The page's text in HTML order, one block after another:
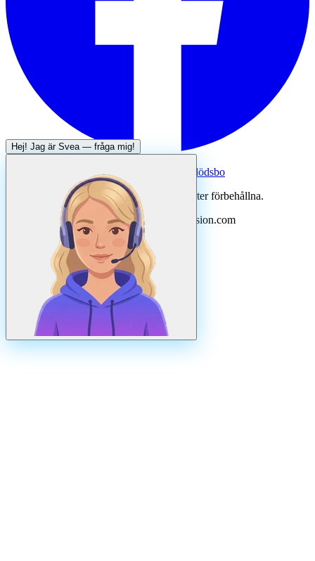
Dödsboofferter — hjälp med dödsbo
Svenska Hantverkare. Alla rättigheter förbehållna.
Uppdateradaugusti 2026· Drivs av N3ovision.com
Hej! Jag är Svea— fråga mig!